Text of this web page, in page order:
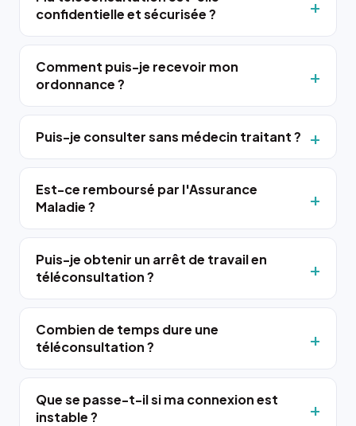
confidentielle et sécurisée ?
Comment puis-je recevoir mon
ordonnance ?
Puis-je consulter sans médecin traitant ?
Est-ce remboursé par l'Assurance
Maladie ?
Puis-je obtenir un arrêt de travail en
téléconsultation ?
Combien de temps dure une
téléconsultation ?
Que se passe-t-il si ma connexion est
instable ?